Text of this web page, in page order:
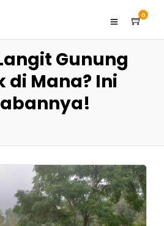
0
Gunung
di Mana? Ini